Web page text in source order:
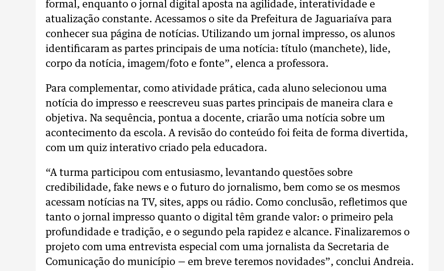
formal, enquanto o jornal digital aposta na agilidade, interatividade e
atualização constante. Acessamos o site da Prefeitura de Jaguariaíva para
conhecer sua página de notícias. Utilizando um jornal impresso, os alunos
identificaram as partes principais de uma notícia: título (manchete), lide,
corpo da notícia, imagem/foto e fonte”, elenca a professora.
Para complementar, como atividade prática, cada aluno selecionou uma
notícia do impresso e reescreveu suas partes principais de maneira clara e
objetiva. Na sequência, pontua a docente, criarão uma notícia sobre um
acontecimento da escola. A revisão do conteúdo foi feita de forma divertida,
com um quiz interativo criado pela educadora.
“A turma participou com entusiasmo, levantando questões sobre
credibilidade, fake news e o futuro do jornalismo, bem como se os mesmos
acessam notícias na TV, sites, apps ou rádio. Como conclusão, refletimos que
tanto o jornal impresso quanto o digital têm grande valor: o primeiro pela
profundidade e tradição, e o segundo pela rapidez e alcance. Finalizaremos o
projeto com uma entrevista especial com uma jornalista da Secretaria de
Comunicação do município — em breve teremos novidades”, conclui Andreia.